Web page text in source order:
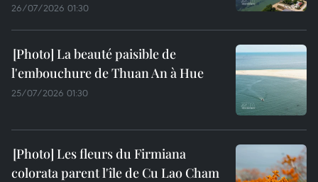
26/07/2026 01:30
La beauté paisible de
l'embouchure de Thuan An à Hue
25/07/2026 01:30
Les fleurs du Firmiana
colorata parent l'île de Cu Lao Cham